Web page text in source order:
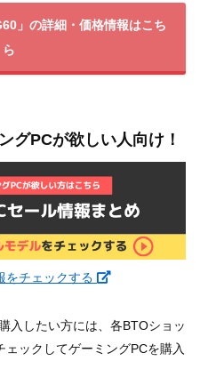
」の詳細・価格情報はこち
ら
グPCが欲しい人向け！
をチェックする
入したい方には、各BTOショッ
ックしてゲーミングPCを購入